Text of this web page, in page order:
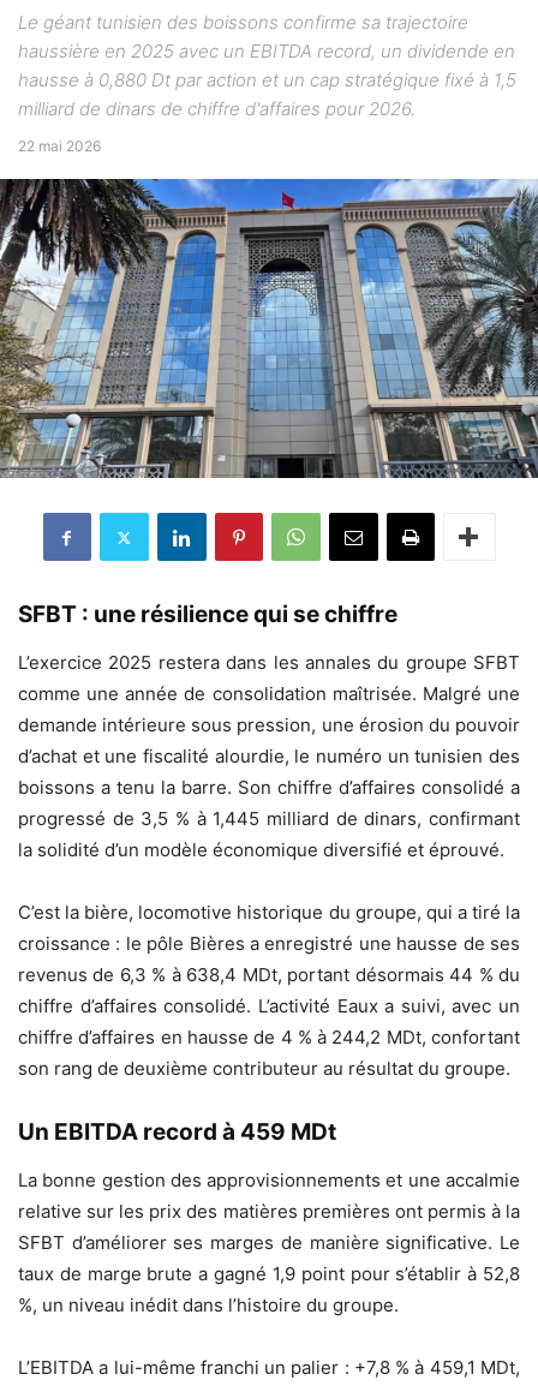
Le géant tunisien des boissons confirme sa trajectoire
haussière en 2025 avec un EBITDA record, un dividende en
hausse à 0,880 Dt par action et un cap stratégique fixé à 1,5
milliard de dinars de chiffre d'affaires pour 2026.
22 mai 2026
SFBT : une résilience qui se chiffre
L’exercice 2025 restera dans les annales du groupe SFBT
comme une année de consolidation maîtrisée. Malgré une
demande intérieure sous pression, une érosion du pouvoir
d’achat et une fiscalité alourdie, le numéro un tunisien des
boissons a tenu la barre. Son chiffre d’affaires consolidé a
progressé de 3,5 % à 1,445 milliard de dinars, confirmant
la solidité d’un modèle économique diversifié et éprouvé.
C’est la bière, locomotive historique du groupe, qui a tiré la
croissance : le pôle Bières a enregistré une hausse de ses
revenus de 6,3 % à 638,4 MDt, portant désormais 44 % du
chiffre d’affaires consolidé. L’activité Eaux a suivi, avec un
chiffre d’affaires en hausse de 4 % à 244,2 MDt, confortant
son rang de deuxième contributeur au résultat du groupe.
Un EBITDA record à 459 MDt
La bonne gestion des approvisionnements et une accalmie
relative sur les prix des matières premières ont permis à la
SFBT d’améliorer ses marges de manière significative. Le
taux de marge brute a gagné 1,9 point pour s’établir à 52,8
%, un niveau inédit dans l’histoire du groupe.
L’EBITDA a lui-même franchi un palier : +7,8 % à 459,1 MDt,